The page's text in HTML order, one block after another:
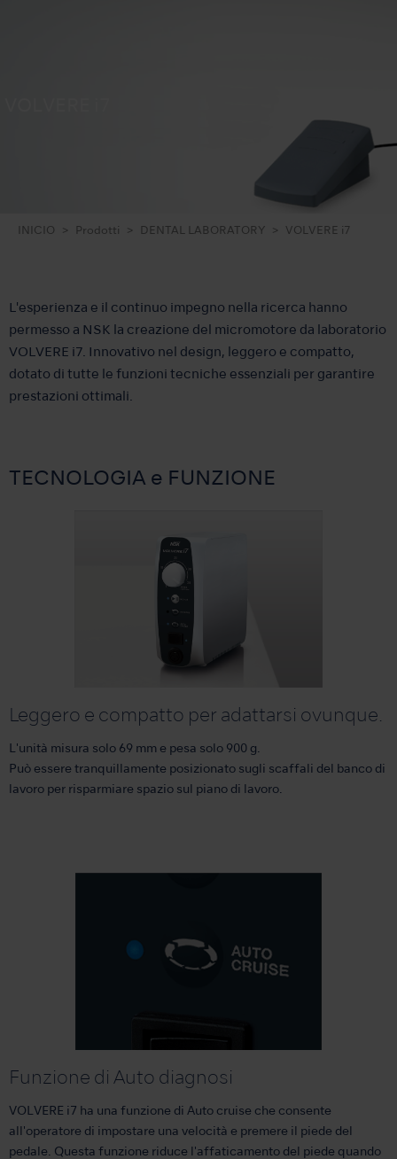
INICIO Prodotti DENTAL LABORATORY VOLVERE i7
L'esperienza e il continuo impegno nella ricerca hanno
permesso a NSK la creazione del micromotore da laboratorio
VOLVERE i7. Innovativo nel design, leggero e compatto,
dotato di tutte le funzioni tecniche essenziali per garantire
prestazioni ottimali.
TECNOLOGIA e FUNZIONE
Leggero e compatto per adattarsi ovunque.
L'unità misura solo 69 mm e pesa solo 900 g.
Può essere tranquillamente posizionato sugli scaffali del banco di
lavoro per risparmiare spazio sul piano di lavoro.
Funzione di Auto diagnosi
VOLVERE i7 ha una funzione di Auto cruise che consente
all'operatore di impostare una velocità e premere il piede del
pedale. Questa funzione riduce l'affaticamento del piede quando